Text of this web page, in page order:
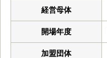
経営母体
開場年度
加盟団体